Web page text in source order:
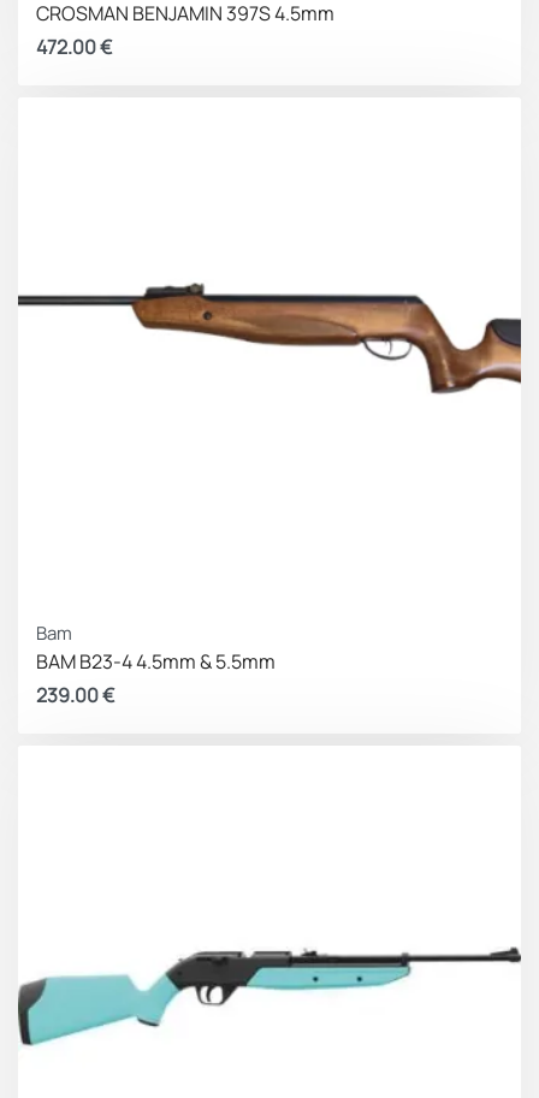
CROSMAN BENJAMIN 397S 4.5mm
472.00€
Bam
BAM B23-4 4.5mm & 5.5mm
239.00€